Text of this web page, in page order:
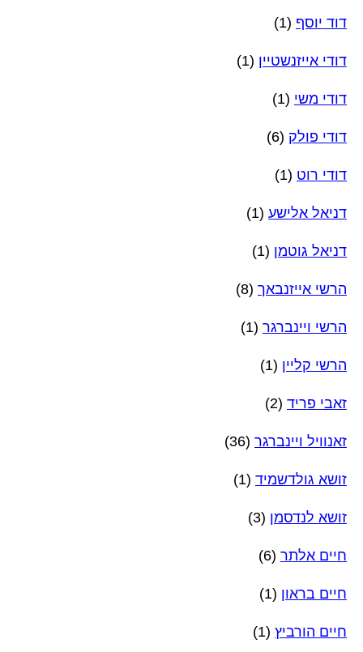
דוד יוסף (1)
דודי אייזנשטיין (1)
דודי משי (1)
דודי פולק (6)
דודי רוט (1)
דניאל אלישע (1)
דניאל גוטמן (1)
הרשי אייזנבאך (8)
הרשי ויינברגר (1)
הרשי קליין (1)
זאבי פריד (2)
זאנוויל ויינברגר (36)
זושא גולדשמיד (1)
זושא לנדסמן (3)
חיים אלתר (6)
חיים בראון (1)
חיים הורביץ (1)